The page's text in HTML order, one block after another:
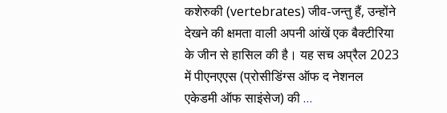
कशेरुकी (vertebrates) जीव-जन्तु हैं, उन्होंने
देखने की क्षमता वाली अपनी आंखें एक बैक्टीरिया
के जीन से हासिल की है। यह सच अप्रैल 2023
में पीएनएएस (प्रोसीडिंग्स ऑफ द नेशनल
एकेडमी ऑफ साइंसेज) की…